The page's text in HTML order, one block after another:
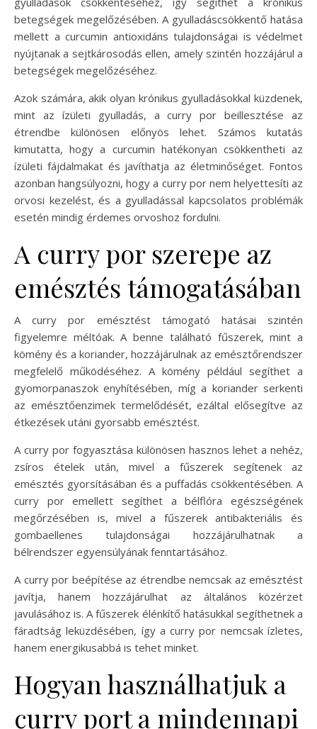
betegségek megelőzésében. A gyulladáscsökkentő hatása
mellett a curcumin antioxidáns tulajdonságai is védelmet
nyújtanak a sejtkárosodás ellen, amely szintén hozzájárul a
betegségek megelőzéséhez.
Azok számára, akik olyan krónikus gyulladásokkal küzdenek,
mint az ízületi gyulladás, a curry por beillesztése az
étrendbe különösen előnyös lehet. Számos kutatás
kimutatta, hogy a curcumin hatékonyan csökkentheti az
ízületi fájdalmakat és javíthatja az életminőséget. Fontos
azonban hangsúlyozni, hogy a curry por nem helyettesíti az
orvosi kezelést, és a gyulladással kapcsolatos problémák
esetén mindig érdemes orvoshoz fordulni.
A curry por szerepe az
emésztés támogatásában
A curry por emésztést támogató hatásai szintén
figyelemre méltóak. A benne található fűszerek, mint a
kömény és a koriander, hozzájárulnak az emésztőrendszer
megfelelő működéséhez. A kömény például segíthet a
gyomorpanaszok enyhítésében, míg a koriander serkenti
az emésztőenzimek termelődését, ezáltal elősegítve az
étkezések utáni gyorsabb emésztést.
A curry por fogyasztása különösen hasznos lehet a nehéz,
zsíros ételek után, mivel a fűszerek segítenek az
emésztés gyorsításában és a puffadás csökkentésében. A
curry por emellett segíthet a bélflóra egészségének
megőrzésében is, mivel a fűszerek antibakteriális és
gombaellenes tulajdonságai hozzájárulhatnak a
bélrendszer egyensúlyának fenntartásához.
A curry por beépítése az étrendbe nemcsak az emésztést
javítja, hanem hozzájárulhat az általános közérzet
javulásához is. A fűszerek élénkítő hatásukkal segíthetnek a
fáradtság leküzdésében, így a curry por nemcsak ízletes,
hanem energikusabbá is tehet minket.
Hogyan használhatjuk a
curry port a mindennapi